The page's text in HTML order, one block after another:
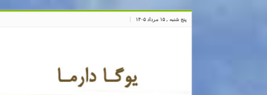
پنج شنبه , ۱۵ مرداد ۱۴۰۵